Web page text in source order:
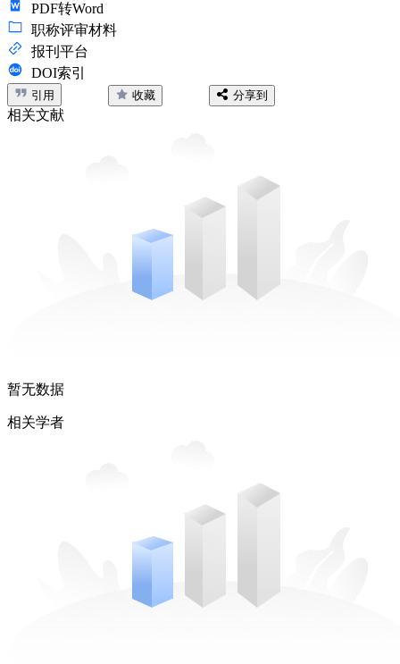
PDF转Word
职称评审材料
报刊平台
DOI索引
引用 收藏 分享到
相关文献
暂无数据
相关学者